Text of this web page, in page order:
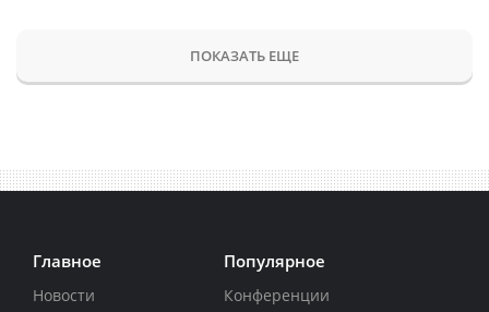
ПОКАЗАТЬ ЕЩЕ
Главное
Новости
Популярное
Конференции